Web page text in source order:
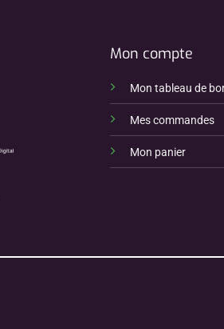
Mon compte
Mon tableau de
Mes commandes
Mon panier